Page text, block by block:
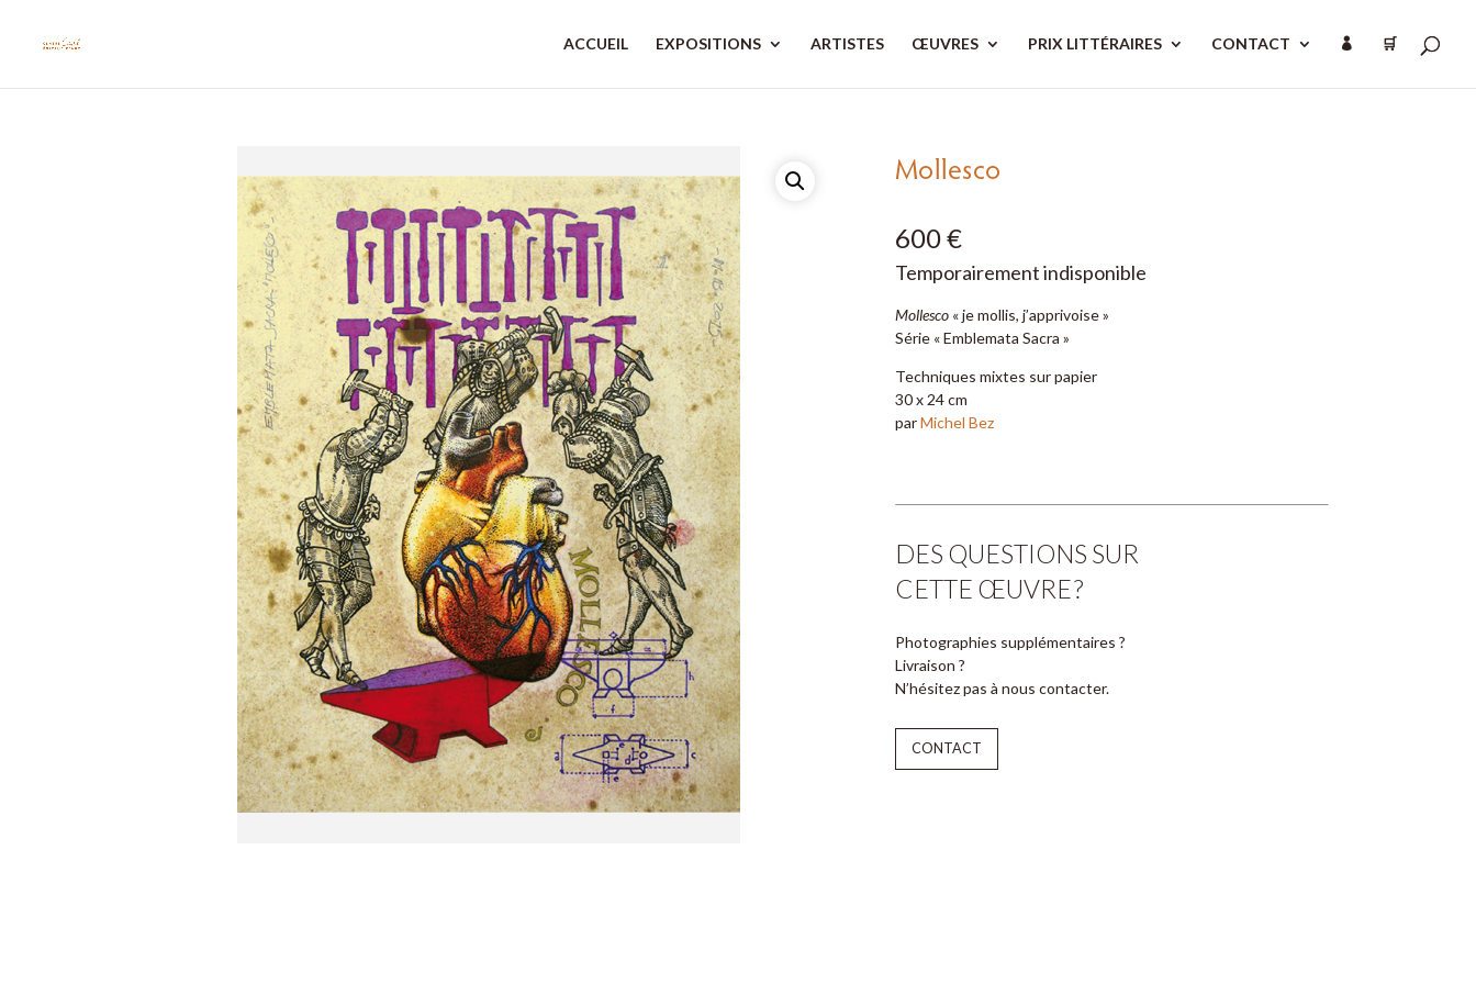
ACCUEIL EXPOSITIONS ARTISTES ŒUVRES PRIX LITTÉRAIRES CONTACT  🛒
Mollesco
600 €
Temporairement indisponible
Mollesco « je mollis, j’apprivoise »
Série « Emblemata Sacra »
Techniques mixtes sur papier
30 x 24 cm
parMichel Bez
DES QUESTIONS SUR
CETTE ŒUVRE ?
Photographies supplémentaires ?
Livraison ?
N’hésitez pas à nous contacter.
CONTACT